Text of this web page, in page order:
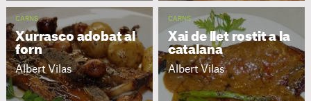
CARNS
Xurrasco adobat al
forn
Albert Vilas
CARNS
Xai de llet rostit a la
catalana
Albert Vilas